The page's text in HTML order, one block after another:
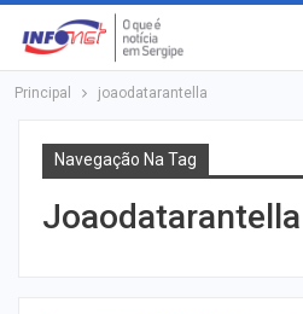
Principal joaodatarantella
Navegação Na Tag
Joaodatarantella